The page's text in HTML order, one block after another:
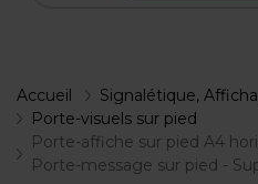
Accueil Signalétique,
Porte-visuels sur pied
Porte-affiche sur pied A4
Porte-message sur pied -